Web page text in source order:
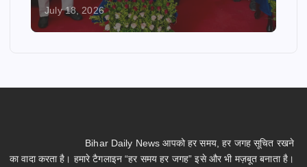
July 18, 2026
Bihar Daily News आपको हर समय, हर जगह सूचित रखने
का वादा करता है। हमारे टैगलाइन “हर समय हर जगह” इसे और भी मज़बूत बनाता है।